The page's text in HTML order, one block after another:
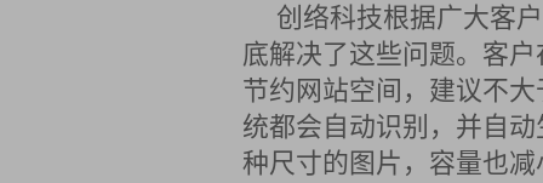
创络科技根据广大客
底解决了这些问题。客
节约网站空间，建议不
统都会自动识别，并自
种尺寸的图片，容量也